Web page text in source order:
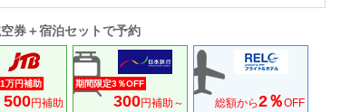
券＋宿泊セットで予約
万円補助
500円補助
期間限定3％OFF
300円補助～ 総額から2％OFF